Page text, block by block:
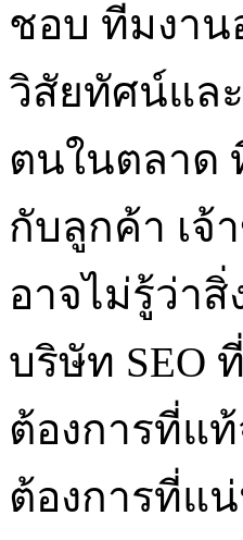
ชอบ ทีมงาน
วิสัยทัศน์แล
ตนในตลาด
กับลูกค้า เจ้
อาจไม่รู้ว่า
บริษัท SEO
ต้องการที่แ
ต้องการที่แ